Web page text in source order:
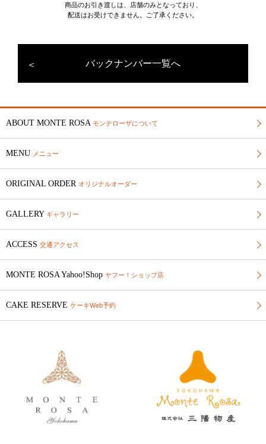
商品のお引き渡しは、店舗のみとなっており、
配送はお受けできません。ご了承ください。
バックナンバー一覧へ
ABOUT MONTE ROSA モンテローザについて
MENU メニュー
ORIGINAL ORDER オリジナルオーダー
GALLERY ギャラリー
ACCESS 交通アクセス
MONTE ROSA Yahoo!Shop ヤフー！ショップ店
CAKE RESERVE ケーキWeb予約